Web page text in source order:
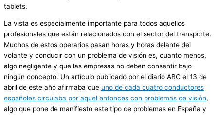
tablets.
La vista es especialmente importante para todos aquellos
profesionales que están relacionados con el sector del transporte.
Muchos de estos operarios pasan horas y horas delante del
volante y conducir con un problema de visión es, cuanto menos,
algo negligente y que las empresas no deben consentir bajo
ningún concepto. Un artículo publicado por el diario ABC el 13 de
abril de este año afirmaba que uno de cada cuatro conductores
españoles circulaba por aquel entonces con problemas de visión,
algo que pone de manifiesto este tipo de problemas en España y